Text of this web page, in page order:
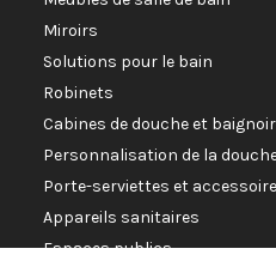
miroirs
solutions pour le bain
robinets
cabines de douche et
personnalisation de la
porte-serviettes et
appareils sanitaires
espaces publics